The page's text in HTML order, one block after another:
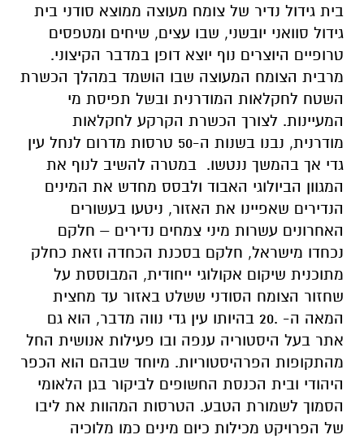
בית גידול נדיר של צומח מעוצה ממוצא סודני בית
גידול סוואני יובשני, שבו עצים, שיחים ומטפסים
טרופיים היוצרים נוף יוצא דופן במדבר הקיצוני.
מרבית הצומח המעוצה שבו הושמד במהלך הכשרת
השטח לחקלאות המודרנית ובשל תפיסת מי
המעיינות. לצורך הכשרת הקרקע לחקלאות
מודרנית, נבנו בשנות ה-50 טרסות מדרום לנחל עין
גדי אך בהמשך ננטשו. במטרה להשיב לנוף את
המגוון הביולוגי האבוד ולבסס מחדש את המינים
הנדירים שאפיינו את האזור, ניטעו בעשורים
האחרונים עשרות מיני צמחים נדירים – חלקם
נכחדו מישראל, חלקם בסכנת הכחדה וזאת כחלק
מתוכנית שיקום אקולוגי ייחודית, המבוססת על
שחזור הצומח הסודני ששלט באזור עד מחצית
המאה ה- .20 בהיותו עין גדי נווה מדבר, הוא גם
אתר בעל היסטוריה ענפה ובו פעילות אנושית החל
מהתקופות הפרהיסטוריות. מיוחד שבהם הוא הכפר
היהודי ובית הכנסת החשופים לביקור בגן הלאומי
הסמוך לשמורת הטבע. הטרסות המהוות את ליבו
של הפרויקט מכילות כיום מינים כמו מלוכיה